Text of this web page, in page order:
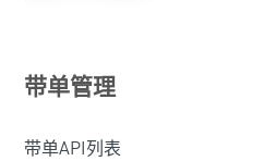
带单管理
带单API列表